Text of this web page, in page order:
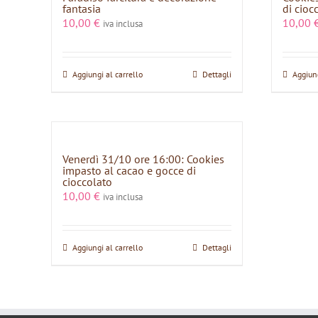
fantasia
10,00 € iva inclusa
Aggiungi al carrello Dettagli
di
10,00
Venerdì 31/10 ore 16:00: Cookies
impasto al cacao e gocce di
cioccolato
10,00 € iva inclusa
Aggiungi al carrello Dettagli